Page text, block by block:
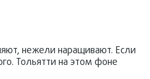
нежели наращивают. Если
Тольятти на этом фоне